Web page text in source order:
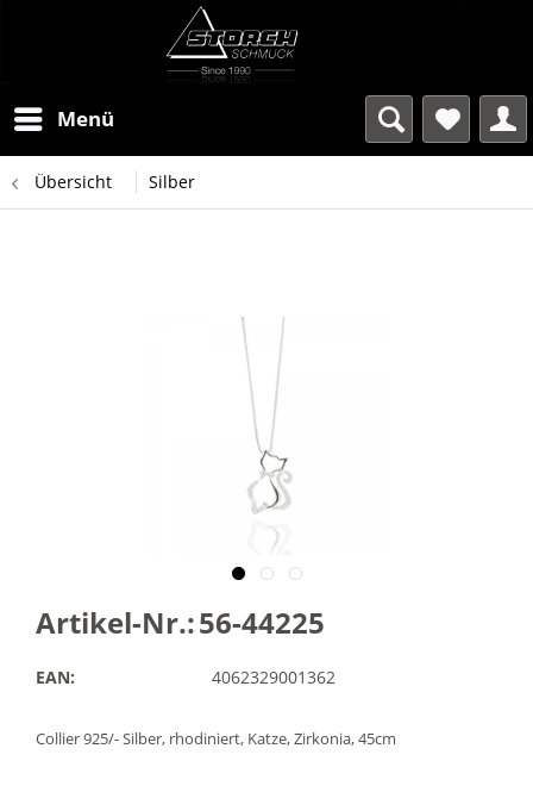
Menü
Übersicht Silber
Artikel-Nr.:56-44225
EAN: 4062329001362
Collier 925/- Silber, rhodiniert, Katze, Zirkonia, 45cm